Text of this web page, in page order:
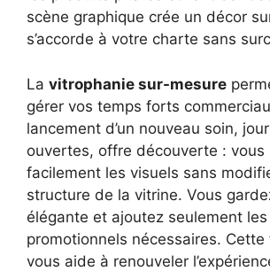
scène graphique crée un décor
s’accorde à votre charte sans
La vitrophanie sur-mesure
gérer vos temps forts
lancement d’un nouveau soin,
ouvertes, offre découverte : vous
facilement les visuels sans
structure de la vitrine. Vous
élégante et ajoutez seulement
promotionnels nécessaires.
vous aide à renouveler